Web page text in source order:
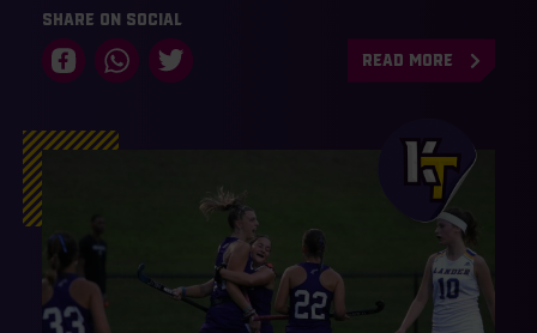
Share on social
READ MORE